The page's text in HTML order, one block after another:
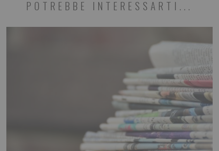
POTREBBE INTERESSARTI...